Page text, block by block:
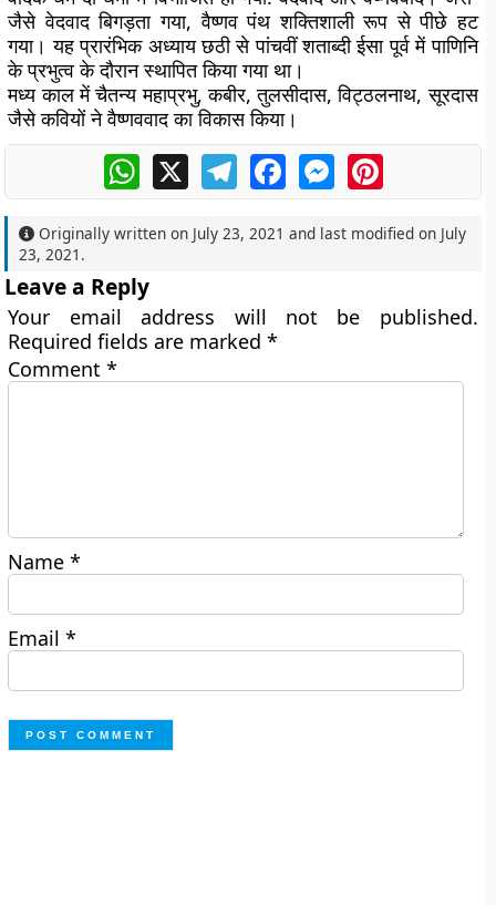
जैसे वेदवाद बिगड़ता गया, वैष्णव पंथ शक्तिशाली रूप से पीछे हट
गया। यह प्रारंभिक अध्याय छठी से पांचवीं शताब्दी ईसा पूर्व में पाणिनि
के प्रभुत्व के दौरान स्थापित किया गया था।
मध्य काल में चैतन्य महाप्रभु, कबीर, तुलसीदास, विट्ठलनाथ, सूरदास
जैसे कवियों ने वैष्णववाद का विकास किया।
WhatsApp
X TelegramFacebookMessengerPinterest
Originally written on July 23, 2021 and last modified on July
23, 2021 .
Leave a Reply
Your email address will not be published.
Required fields are marked*
Comment*
Name*
Email*